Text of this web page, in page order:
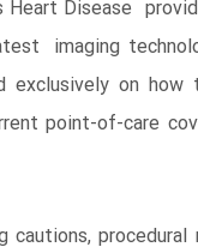
Disease
imaging
on how
point-of-care
procedural